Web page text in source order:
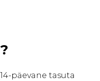
päevane tasuta